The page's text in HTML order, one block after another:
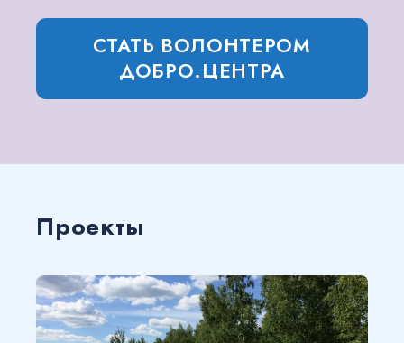
СТАТЬ ВОЛОНТЕРОМ
ДОБРО.ЦЕНТРА
Проекты